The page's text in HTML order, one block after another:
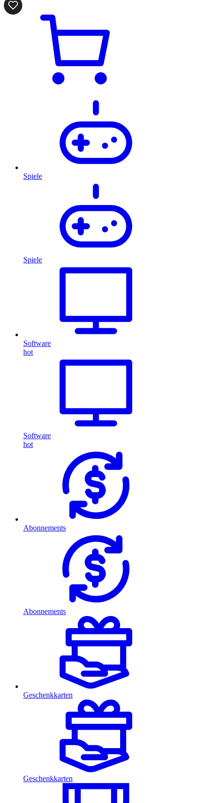
Spiele
Spiele
Software
hot
Software
hot
Abonnements
Abonnements
Geschenkkarten
Geschenkkarten